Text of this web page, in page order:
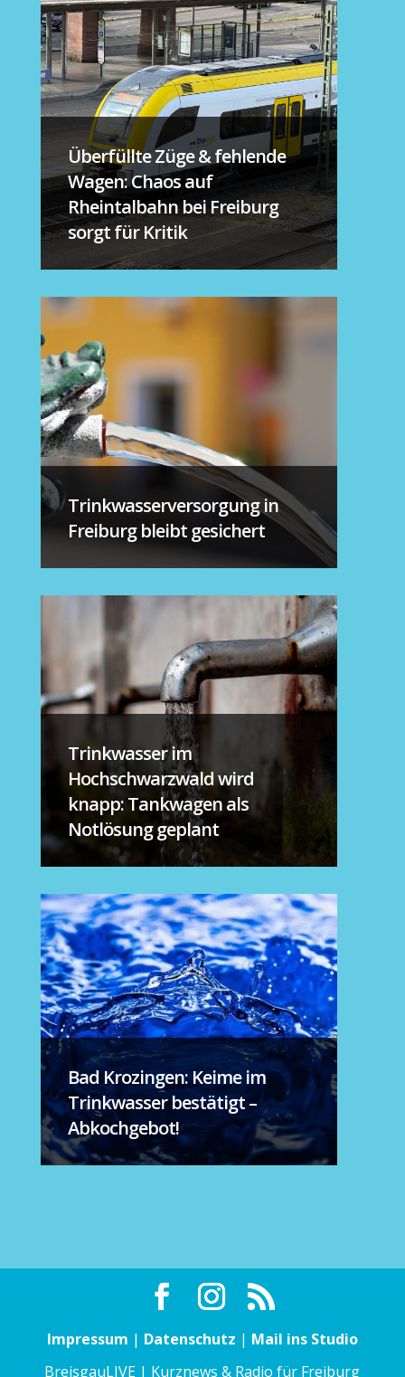
Überfüllte Züge & fehlende
Wagen: Chaos auf
Rheintalbahn bei Freiburg
sorgt für Kritik
Trinkwasserversorgung in
Freiburg bleibt gesichert
Trinkwasser im
Hochschwarzwald wird
knapp: Tankwagen als
Notlösung geplant
Bad Krozingen: Keime im
Trinkwasser bestätigt –
Abkochgebot!
Impressum | Datenschutz | Mail ins Studio
BreisgauLIVE | Kurznews & Radio für Freiburg